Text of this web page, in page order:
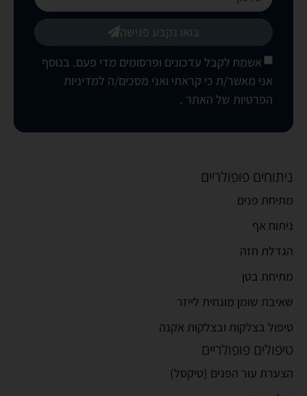
אשמח לקבל עדכונים ופרסומים מדי פעם. בנוסף
אני מאשר/ת כי קראתי ואני מסכים/ה למדיניות
הפרטיות של האתר .
בואו נקבע פגישה
ניתוחים פופולריים
מתיחת פנים
ניתוח אף
הגדלת חזה
מתיחת בטן
שאיבת שומן מונחית לייזר
טיפול בצלקות ובצלקות אקנה
טיפולים פופולריים
הצערת עור הפנים (טיקסל)